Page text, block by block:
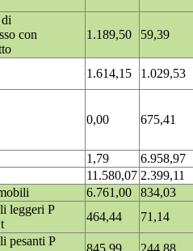
con
1.189,50 59,39
1.614,15
1.029,53
0,00 675,41
1,79
6.958,97
11.580,07 2.399,11
6.761,00
834,03
leggeri P
464,44
71,14
pesanti P